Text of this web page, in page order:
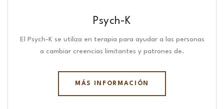
Psych-K
El Psych-K se utiliza en terapia para ayudar a las personas
a cambiar creencias limitantes y patrones de.
MÁS INFORMACIÓN